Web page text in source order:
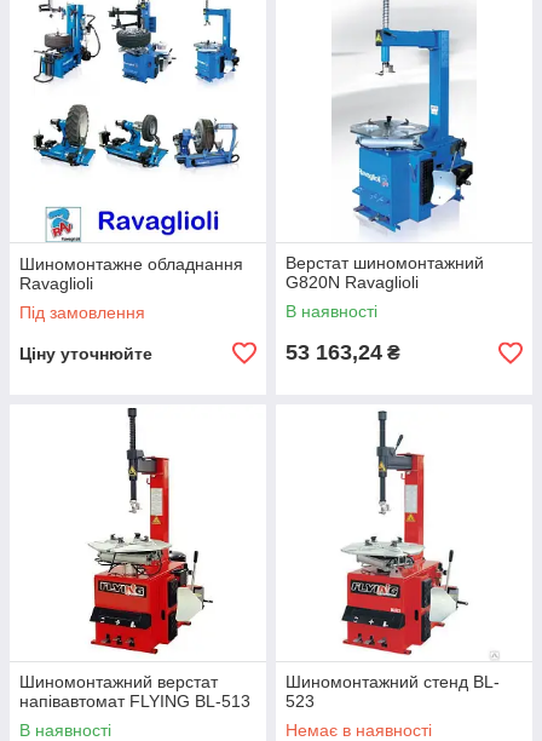
Шиномонтажне обладнання
Ravaglioli
Під замовлення
Ціну уточнюйте
Верстат шиномонтажний
G820N Ravaglioli
В наявності
53 163,24 ₴
Шиномонтажний верстат
напівавтомат FLYING BL-513
В наявності
Шиномонтажний стенд BL-
523
Немає в наявності